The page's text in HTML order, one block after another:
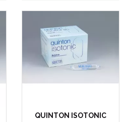
QUINTON ISOTONIC